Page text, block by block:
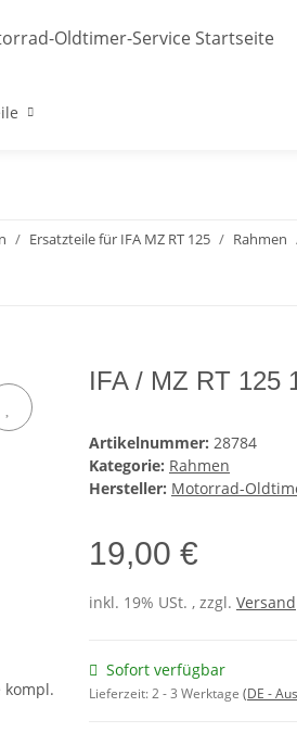
Ersatzteile für IFA MZ RT 125 Rahmen
IFA / MZ RT 125
Artikelnummer: 28784
Kategorie: Rahmen
Hersteller: Motorrad-
19,00 €
inkl. 19% USt. , zzgl. Versand
Sofort verfügbar
Lieferzeit:2 - 3 Werktage (DE -